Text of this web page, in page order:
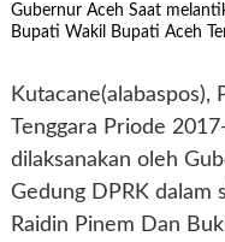
Gubernur Aceh Saat
Bupati Wakil Bupati Aceh
Tenggara Priode
dilaksanakan oleh
Gedung DPRK dalam
Raidin Pinem Dan